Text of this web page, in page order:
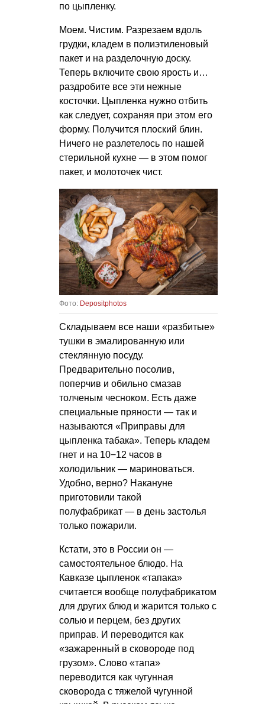
по цыпленку.
Моем. Чистим. Разрезаем вдоль
грудки, кладем в полиэтиленовый
пакет и на разделочную доску.
Теперь включите свою ярость и…
раздробите все эти нежные
косточки. Цыпленка нужно отбить
как следует, сохраняя при этом его
форму. Получится плоский блин.
Ничего не разлетелось по нашей
стерильной кухне — в этом помог
пакет, и молоточек чист.
Фото: Depositphotos
Складываем все наши «разбитые»
тушки в эмалированную или
стеклянную посуду.
Предварительно посолив,
поперчив и обильно смазав
толченым чесноком. Есть даже
специальные пряности — так и
называются «Приправы для
цыпленка табака». Теперь кладем
гнет и на 10−12 часов в
холодильник — мариноваться.
Удобно, верно? Накануне
приготовили такой
полуфабрикат — в день застолья
только пожарили.
Кстати, это в России он —
самостоятельное блюдо. На
Кавказе цыпленок «тапака»
считается вообще полуфабрикатом
для других блюд и жарится только с
солью и перцем, без других
приправ. И переводится как
«зажаренный в сковороде под
грузом». Слово «тапа»
переводится как чугунная
сковорода с тяжелой чугунной